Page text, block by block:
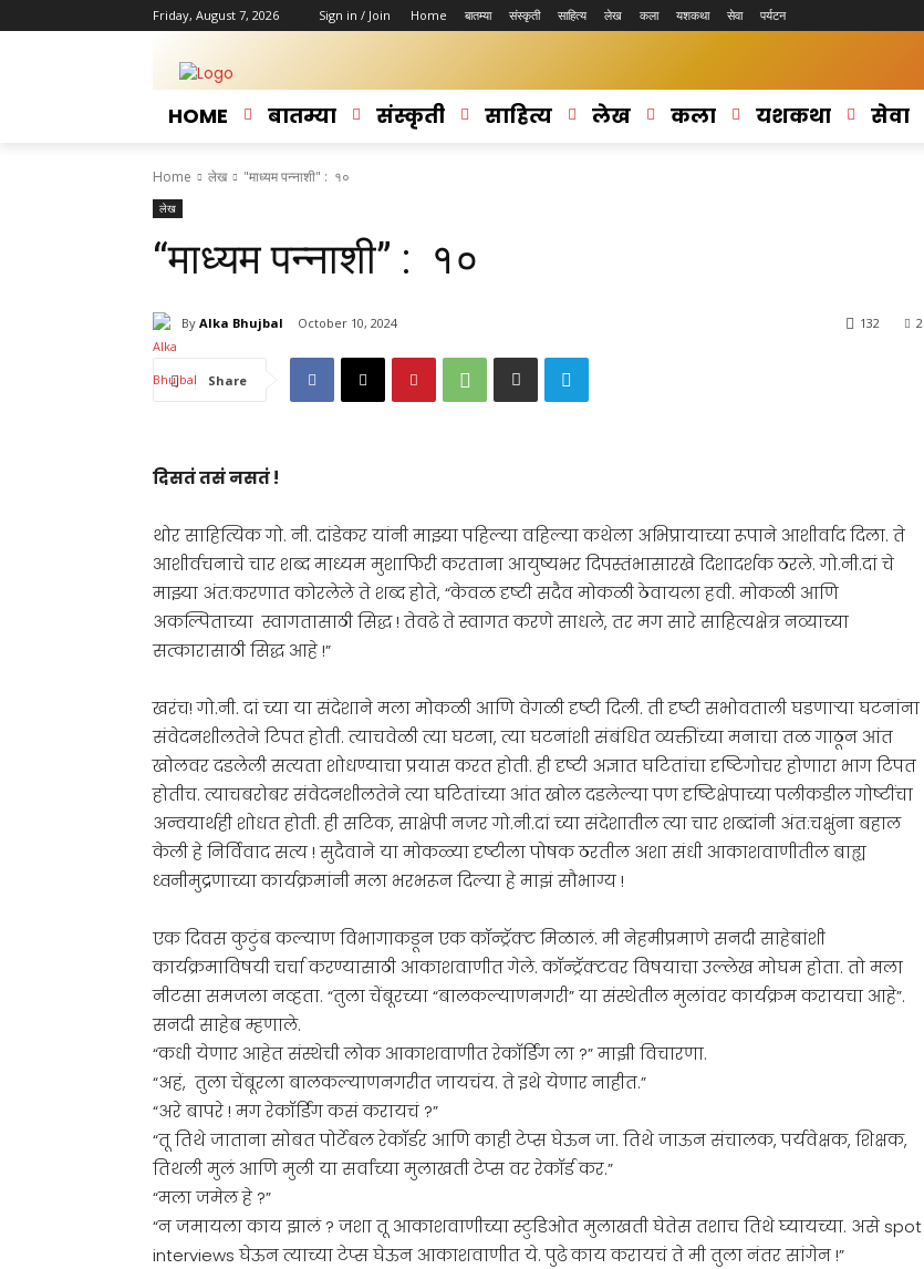
Friday, August 7, 2026 Sign in / Join Home बातम्या संस्कृती साहित्य लेख कला यशकथा सेवा पर्यटन
HOME बातम्या संस्कृती साहित्य लेख कला यशकथा सेवा
Home लेख "माध्यम पन्नाशी" : १०
लेख
“माध्यम पन्नाशी” : १०
By Alka Bhujbal October 10, 2024 2
132
Share
दिसतं तसं नसतं !
थोर साहित्यिक गो. नी. दांडेकर यांनी माझ्या पहिल्या वहिल्या कथेला अभिप्रायाच्या रूपाने आशीर्वाद दिला. ते
आशीर्वचनाचे चार शब्द माध्यम मुशाफिरी करताना आयुष्यभर दिपस्तंभासारखे दिशादर्शक ठरले. गो.नी.दां चे
माझ्या अंत:करणात कोरलेले ते शब्द होते, “केवळ दृष्टी सदैव मोकळी ठेवायला हवी. मोकळी आणि
अकल्पिताच्या स्वागतासाठी सिद्ध ! तेवढे ते स्वागत करणे साधले, तर मग सारे साहित्यक्षेत्र नव्याच्या
सत्कारासाठी सिद्ध आहे !”
खरंच! गो.नी. दां च्या या संदेशाने मला मोकळी आणि वेगळी दृष्टी दिली. ती दृष्टी सभोवताली घडणाऱ्या घटनांना
संवेदनशीलतेने टिपत होती. त्याचवेळी त्या घटना, त्या घटनांशी संबंधित व्यक्तींच्या मनाचा तळ गाठून आंत
खोलवर दडलेली सत्यता शोधण्याचा प्रयास करत होती. ही दृष्टी अज्ञात घटितांचा दृष्टिगोचर होणारा भाग टिपत
होतीच. त्याचबरोबर संवेदनशीलतेने त्या घटितांच्या आंत खोल दडलेल्या पण दृष्टिक्षेपाच्या पलीकडील गोष्टींचा
अन्वयार्थही शोधत होती. ही सटिक, साक्षेपी नजर गो.नी.दां च्या संदेशातील त्या चार शब्दांनी अंत:चक्षुंना बहाल
केली हे निर्विवाद सत्य ! सुदैवाने या मोकळ्या दृष्टीला पोषक ठरतील अशा संधी आकाशवाणीतील बाह्य
ध्वनीमुद्रणाच्या कार्यक्रमांनी मला भरभरून दिल्या हे माझं सौभाग्य !
एक दिवस कुटुंब कल्याण विभागाकडून एक कॉन्ट्रॅक्ट मिळालं. मी नेहमीप्रमाणे सनदी साहेबांशी
कार्यक्रमाविषयी चर्चा करण्यासाठी आकाशवाणीत गेले. कॉन्ट्रॅक्टवर विषयाचा उल्लेख मोघम होता. तो मला
नीटसा समजला नव्हता. “तुला चेंबूरच्या “बालकल्याणनगरी” या संस्थेतील मुलांवर कार्यक्रम करायचा आहे”.
सनदी साहेब म्हणाले.
“कधी येणार आहेत संस्थेची लोक आकाशवाणीत रेकॉर्डिंग ला ?” माझी विचारणा.
“अहं, तुला चेंबूरला बालकल्याणनगरीत जायचंय. ते इथे येणार नाहीत.”
“अरे बापरे ! मग रेकॉर्डिंग कसं करायचं ?”
“तू तिथे जाताना सोबत पोर्टेबल रेकॉर्डर आणि काही टेप्स घेऊन जा. तिथे जाऊन संचालक, पर्यवेक्षक, शिक्षक,
तिथली मुलं आणि मुली या सर्वांच्या मुलाखती टेप्स वर रेकॉर्ड कर.”
“मला जमेल हे ?”
“न जमायला काय झालं ? जशा तू आकाशवाणीच्या स्टुडिओत मुलाखती घेतेस तशाच तिथे घ्यायच्या. असे spot
interviews घेऊन त्याच्या टेप्स घेऊन आकाशवाणीत ये. पुढे काय करायचं ते मी तुला नंतर सांगेन !”